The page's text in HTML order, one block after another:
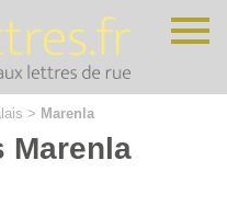
> Marenla
Marenla